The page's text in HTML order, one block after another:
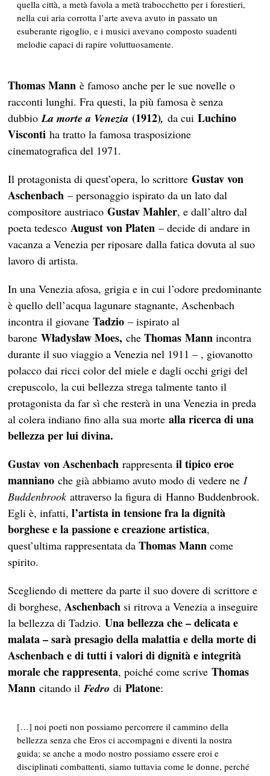
quella città, a metà favola a metà trabocchetto per i forestieri,
nella cui aria corrotta l’arte aveva avuto in passato un
esuberante rigoglio, e i musici avevano composto suadenti
melodie capaci di rapire voluttuosamente.
Thomas Mannè famoso anche per le sue novelle o
racconti lunghi. Fra questi, la più famosa è senza
dubbioLa morte a Venezia(1912),da cuiLuchino
Visconti ha tratto la famosa trasposizione
cinematografica del 1971.
Il protagonista di quest’opera, lo scrittoreGustav von
Aschenbach – personaggio ispirato da un lato dal
compositore austriacoGustav Mahler, e dall’altro dal
poeta tedescoAugust von Platen – decide di andare in
vacanza a Venezia per riposare dalla fatica dovuta al suo
lavoro di artista.
In una Venezia afosa, grigia e in cui l’odore predominante
è quello dell’acqua lagunare stagnante, Aschenbach
incontra il giovaneTadzio – ispirato al
baroneWładysław Moes,cheThomas Mann incontra
durante il suo viaggio a Venezia nel 1911 – , giovanotto
polacco dai ricci color del miele e dagli occhi grigi del
crepuscolo, la cui bellezza strega talmente tanto il
protagonista da far sì che resterà in una Venezia in preda
al colera indiano fino alla sua mortealla ricerca di una
bellezza per lui divina.
Gustav von Aschenbach rappresentail tipico eroe
manniano che già abbiamo avuto modo di vedere neI
Buddenbrookattraverso la figura di Hanno Buddenbrook.
Egli è, infatti,l’artista in tensione fra la dignità
borghese e la passione e creazione artistica,
quest’ultima rappresentata daThomas Manncome
spirito.
Scegliendo di mettere da parte il suo dovere di scrittore e
di borghese,Aschenbach si ritrova a Venezia a inseguire
la bellezza di Tadzio.Una bellezza che – delicata e
malata – sarà presagio della malattia e della morte di
Aschenbach e di tutti i valori di dignità e integrità
morale che rappresenta, poiché come scriveThomas
Mann citando ilFedro diPlatone:
[…] noi poeti non possiamo percorrere il cammino della
bellezza senza che Eros ci accompagni e diventi la nostra
guida; se anche a modo nostro possiamo essere eroi e
disciplinati combattenti, siamo tuttavia come le donne, perché